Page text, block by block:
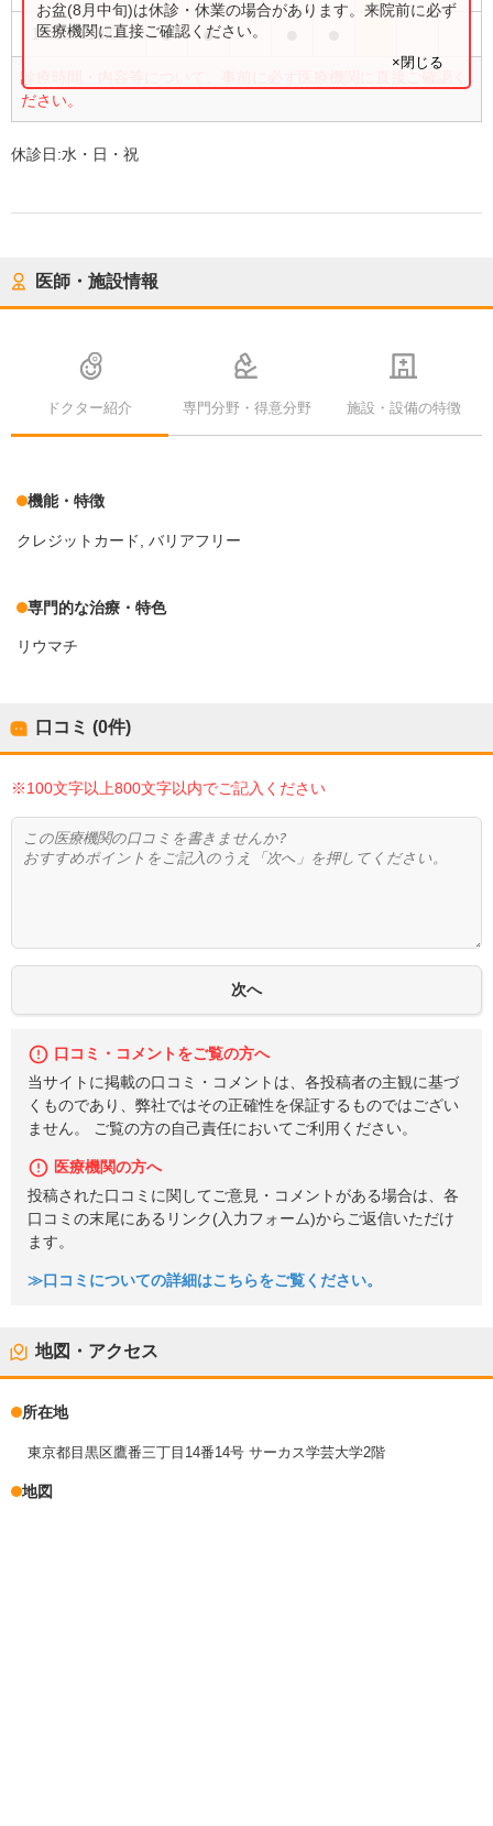
14:30〜18:00 ● ●
診療時間・内容等について、事前に必ず医療機関に直接ご確認く
ださい。
お盆(8月中旬)は休診・休業の場合があります。来院前に必ず
医療機関に直接ご確認ください。
×閉じる
休診日:水・日・祝
医師・施設情報
ドクター紹介 専門分野・得意分野 施設・設備の特徴
機能・特徴
クレジットカード バリアフリー
専門的な治療・特色
リウマチ
口コミ (0件)
※100文字以上800文字以内でご記入ください
口コミ・コメントをご覧の方へ
当サイトに掲載の口コミ・コメントは、各投稿者の主観に基づ
くものであり、弊社ではその正確性を保証するものではござい
ません。 ご覧の方の自己責任においてご利用ください。
医療機関の方へ
投稿された口コミに関してご意見・コメントがある場合は、各
口コミの末尾にあるリンク(入力フォーム)からご返信いただけ
ます。
≫口コミについての詳細はこちらをご覧ください。
地図・アクセス
所在地
東京都目黒区鷹番三丁目14番14号 サーカス学芸大学2階
地図